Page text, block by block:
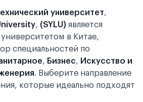
университет,
, (SYLU) является
в Китае,
специальностей по
, Бизнес, Искусство и
. Выберите направление
которые идеально подходят